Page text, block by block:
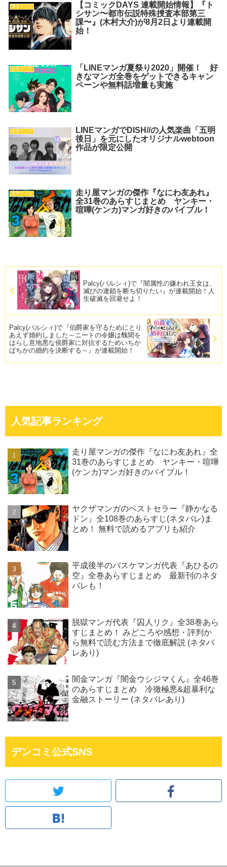
青年マンガ
【コミックDAYS 連載開始情報】『ト
シサン〜都市伝説特殊捜査本部第三
課〜』(木村大介)が8月2日より連載開
始！
女性マンガ
「LINEマンガ夏祭り2020」開催！ 好
きなマンガ全巻をゲットできるキャン
ペーンや無料話増量も実施
女性マンガ
LINEマンガでDISH//の人気楽曲「五明
後日」を元にしたオリジナルwebtoon
作品が限定公開
青年マンガ
走り屋マンガの傑作『なにわ友あれ』
全31巻のあらすじまとめ ヤンキー・
喧嘩(ケンカ)マンガ好きのバイブル！
Palcy(パルシィ)で『闇属性の嫌われ王女は、
滅びの連鎖を断ち切りたい』が連載開始！人
生破滅を回避せよ！
Palcy(パルシィ)で『伯爵家を守るためにとり
あえず婚約しました～ニートの令嬢は醜聞を
はらし意地悪な侯爵家に対抗するためいちか
ばちかの婚約を決断する～』が連載開始！
人気記事ランキング
走り屋マンガの傑作『なにわ友あれ』全
31巻のあらすじまとめ ヤンキー・喧嘩
(ケンカ)マンガ好きのバイブル！
ヤクザマンガのベストセラー『静かなる
ドン』全108巻のあらすじ(ネタバレ)ま
とめ！ 無料で読めるアプリも紹介
平成後半のバスケマンガ代表『あひるの
空』全巻あらすじまとめ 最新刊のネタ
バレも！
脱獄マンガ代表『囚人リク』全38巻あら
すじまとめ！ みどころや感想・評判か
ら無料で読む方法まで徹底解説 (ネタバ
レあり)
闇金マンガ『闇金ウシジマくん』全46巻
のあらすじまとめ 冷徹極悪&超暴利な
金融ストーリー (ネタバレあり)
デンコミ公式SNS